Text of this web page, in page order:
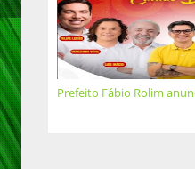
Prefeito Fábio Rolim